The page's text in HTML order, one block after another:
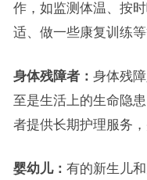
作，如监测体温、按
适、做一些康复训练等
身体残障者： 身体残
至是生活上的生命隐
者提供长期护理服务
婴幼儿： 有的新生儿